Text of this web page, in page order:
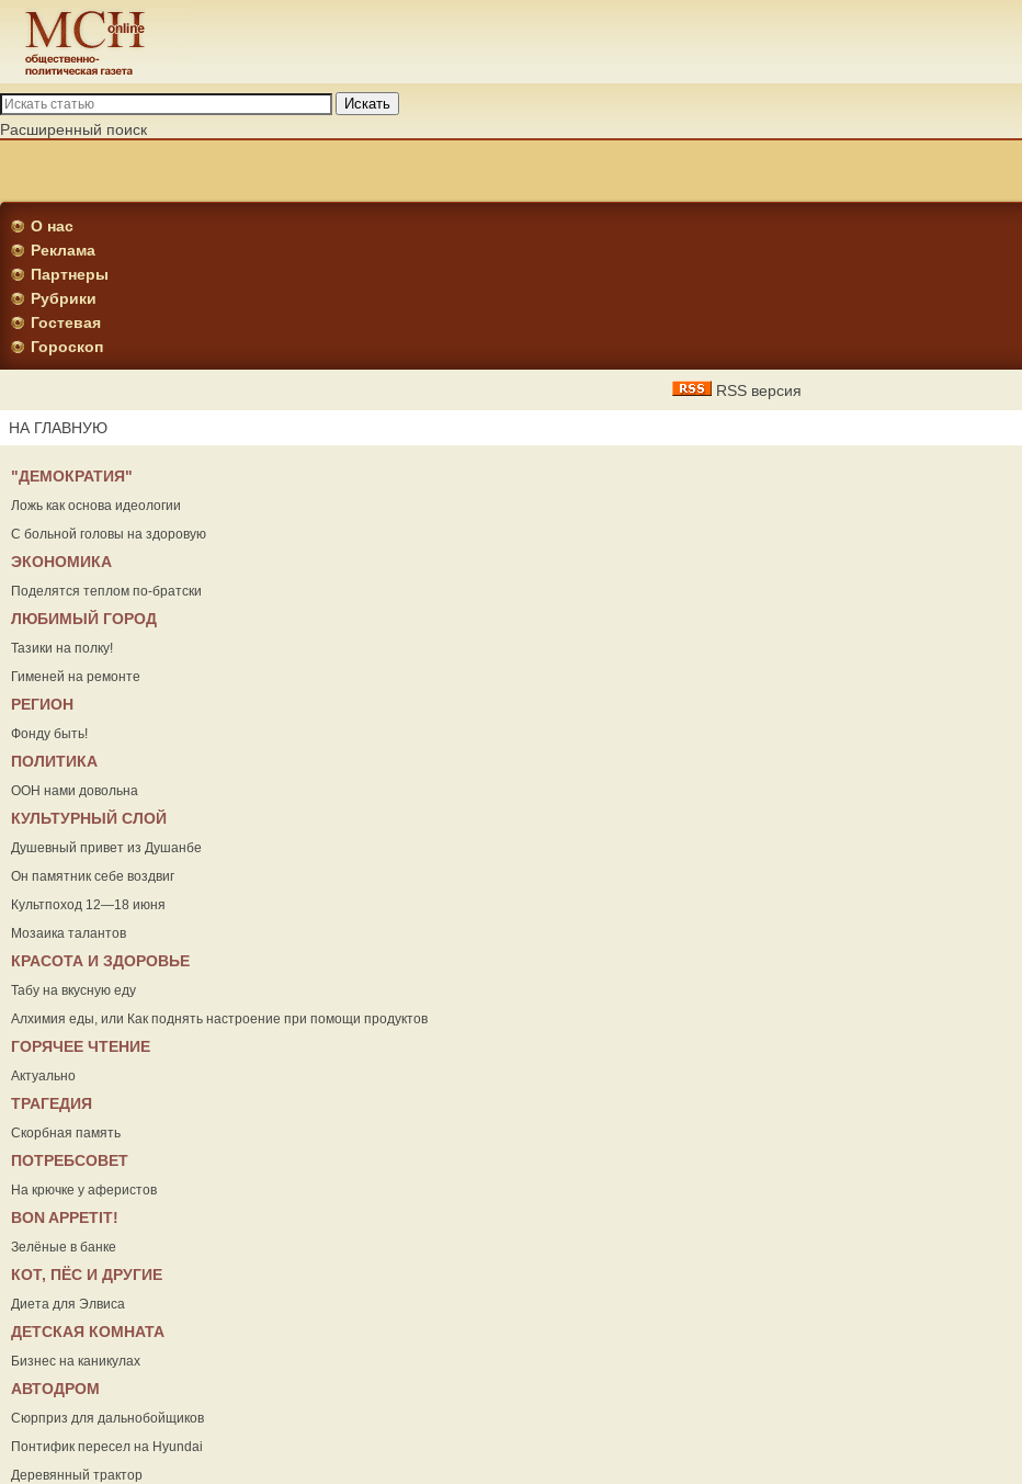
Искать
Расширенный поиск
О нас
Реклама
Партнеры
Рубрики
Гостевая
Гороскоп
RSS версия
НА ГЛАВНУЮ
"ДЕМОКРАТИЯ"
Ложь как основа идеологии
С больной головы на здоровую
ЭКОНОМИКА
Поделятся теплом по-братски
ЛЮБИМЫЙ ГОРОД
Тазики на полку!
Гименей на ремонте
РЕГИОН
Фонду быть!
ПОЛИТИКА
ООН нами довольна
КУЛЬТУРНЫЙ СЛОЙ
Душевный привет из Душанбе
Он памятник себе воздвиг
Культпоход 12—18 июня
Мозаика талантов
КРАСОТА И ЗДОРОВЬЕ
Табу на вкусную еду
Алхимия еды, или Как поднять настроение при помощи продуктов
ГОРЯЧЕЕ ЧТЕНИЕ
Актуально
ТРАГЕДИЯ
Скорбная память
ПОТРЕБСОВЕТ
На крючке у аферистов
ВON APPETIT!
Зелёные в банке
КОТ, ПЁС И ДРУГИЕ
Диета для Элвиса
ДЕТСКАЯ КОМНАТА
Бизнес на каникулах
АВТОДРОМ
Сюрприз для дальнобойщиков
Понтифик пересел на Hyundai
Деревянный трактор